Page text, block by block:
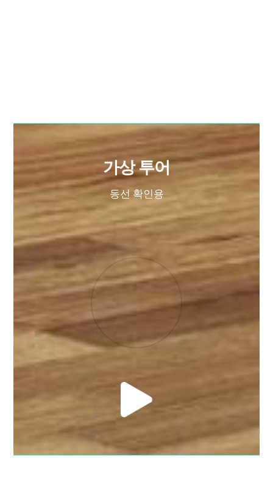
가상 투어
동선 확인용